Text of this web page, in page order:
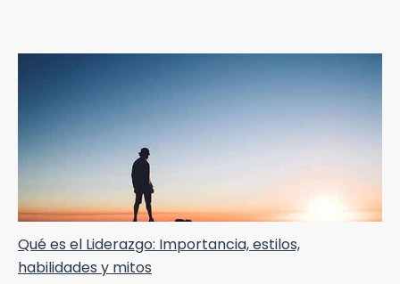
Qué es el Liderazgo: Importancia, estilos,
habilidades y mitos